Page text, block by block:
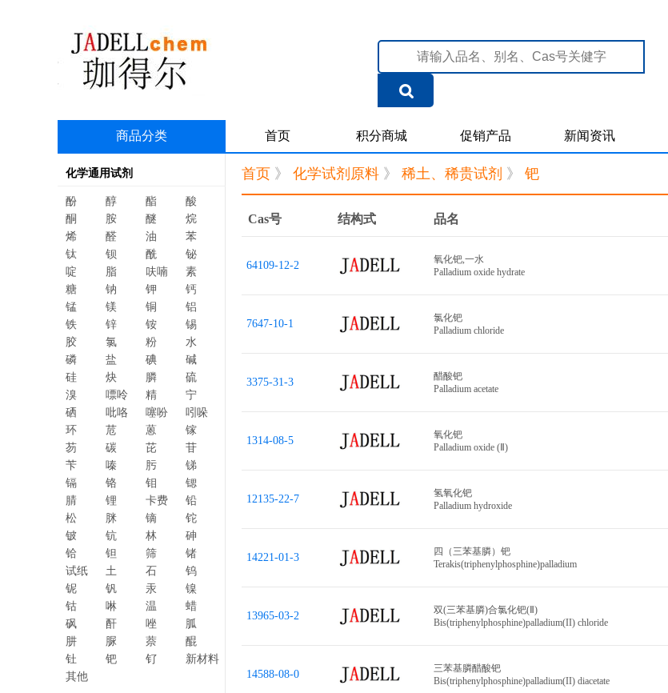
商品分类 首页 积分商城 促销产品 新闻资讯
化学通用试剂
酚 醇 酯
酸
酮
胺 醚
烷
烯
醛 油
苯
钛
钡 酰
铋
啶
脂 呋喃
素
糖
钠 钾
钙
锰
镁 铜
铝
铁
锌 铵
锡
胶
氯 粉
水
磷
盐 碘
碱
硅
炔 膦
硫
溴
嘌呤 精
宁
硒
吡咯 噻吩
吲哚
环
苊 蒽
镓
芴
碳 芘
苷
苄
嗪 肟
锑
镉
铬 钼
锶
腈
锂 卡费
铅
松
脒 镝
铊
铍
钪 林
砷
铪
钽 筛
锗
试纸
土 石
钨
铌
钒 汞
镍
钴
啉 温
蜡
砜
酐 唑
胍
肼
脲 萘
醌
钍
钯 钌
新材料
其他
首页 》 化学试剂原料 》 稀土、稀贵试剂 》 钯
Cas号 结构式 品名
64109-12-2
氧化钯,一水
Palladium oxide hydrate
7647-10-1
氯化钯
Palladium chloride
3375-31-3
醋酸钯
Palladium acetate
1314-08-5
氧化钯
Palladium oxide (Ⅱ)
12135-22-7
氢氧化钯
Palladium hydroxide
14221-01-3
四（三苯基膦）钯
Terakis(triphenylphosphine)palladium
13965-03-2
双(三苯基膦)合氯化钯(Ⅱ)
Bis(triphenylphosphine)palladium(II) chloride
14588-08-0
三苯基膦醋酸钯
Bis(triphenylphosphine)palladium(II) diacetate